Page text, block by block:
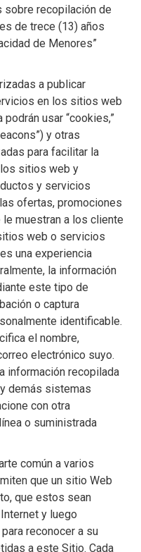
sobre recopilación de
de trece (13) años
de Menores”
a publicar
en los sitios web
usar “cookies,”
y otras
para facilitar la
sitios web y
y servicios
ofertas, promociones
muestran a los cliente
web o servicios
una experiencia
la información
este tipo de
o captura
identificable.
el nombre,
electrónico suyo.
información recopilada
demás sistemas
con otra
o suministrada
común a varios
que un sitio Web
que estos sean
y luego
reconocer a su
a este Sitio. Cada